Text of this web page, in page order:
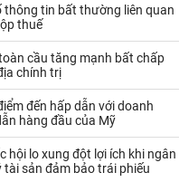
khác Tôm
thông tin bất thường liên quan
thuế
cầu tăng mạnh bất chấp
chính trị
đến hấp dẫn với doanh
hàng đầu của Mỹ
hội lo xung đột lợi ích khi ngân
tài sản đảm bảo trái phiếu